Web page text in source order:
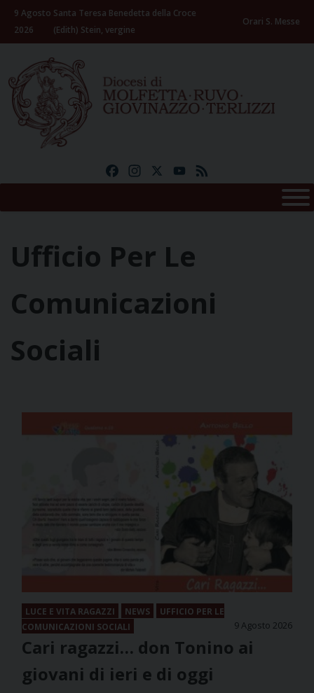
Skip
content
9 Agosto
2026
Santa Teresa Benedetta della Croce
(Edith) Stein, vergine
Orari S. Messe
FacebookInstagramYouTube
Ufficio Per Le
Comunicazioni
Sociali
LUCE E VITA RAGAZZI NEWS
UFFICIO PER LE
COMUNICAZIONI SOCIALI
9 Agosto 2026
Cari ragazzi… don Tonino ai
giovani di ieri e di oggi